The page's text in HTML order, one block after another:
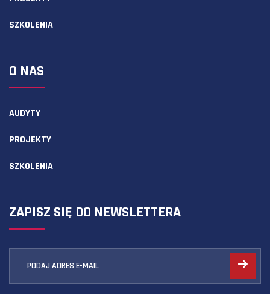
SZKOLENIA
O NAS
AUDYTY
PROJEKTY
SZKOLENIA
ZAPISZ SIĘ DO NEWSLETTERA
PODAJ ADRES E-MAIL